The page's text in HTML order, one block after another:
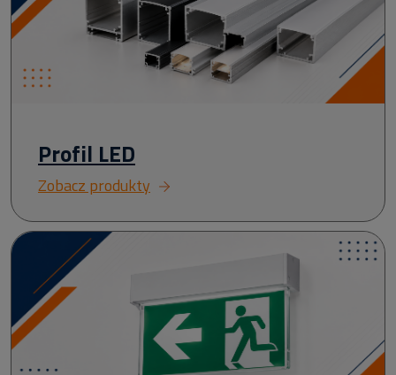
Profil LED
Zobacz produkty